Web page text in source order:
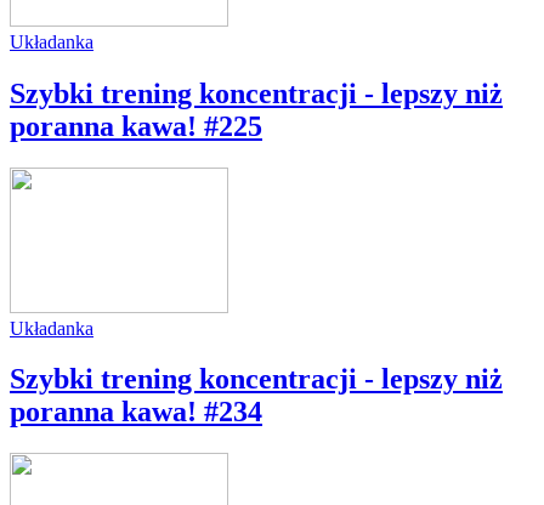
Układanka
Szybki trening koncentracji - lepszy niż
poranna kawa! #225
Układanka
Szybki trening koncentracji - lepszy niż
poranna kawa! #234